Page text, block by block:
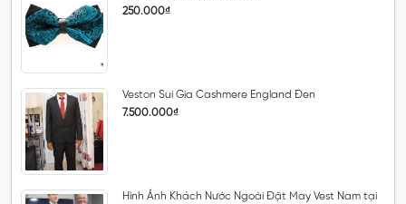
250.000₫
Veston Sui Gia Cashmere England Đen
7.500.000₫
Hình Ảnh Khách Nước Ngoài Đặt May Vest Nam tại